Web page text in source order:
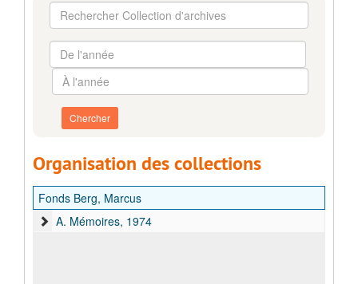
Rechercher
Collection
d'archives
De
l'année
À
l'année
Organisation des collections
Fonds Berg, Marcus
A. Mémoires, 1974